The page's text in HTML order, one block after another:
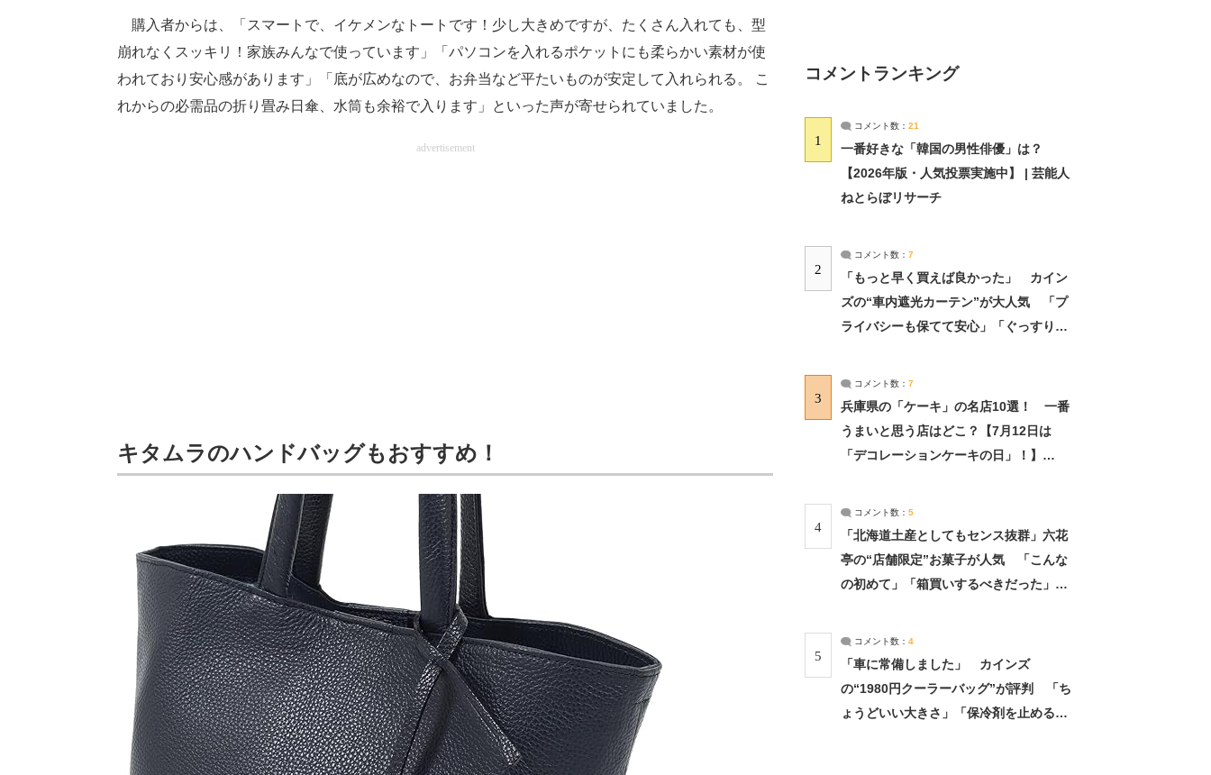
購入者からは、「スマートで、イケメンなトートです！少し大きめですが、たくさん入れても、型
崩れなくスッキリ！家族みんなで使っています」「パソコンを入れるポケットにも柔らかい素材が使
われており安心感があります」「底が広めなので、お弁当など平たいものが安定して入れられる。 こ
れからの必需品の折り畳み日傘、水筒も余裕で入ります」といった声が寄せられていました。
advertisement
キタムラのハンドバッグもおすすめ！
コメントランキング
1
コメント数： 21
一番好きな「韓国の男性俳優」は？
【2026年版・人気投票実施中】 | 芸能人
ねとらぼリサーチ
2
コメント数： 7
「もっと早く買えば良かった」 カイン
ズの“車内遮光カーテン”が大人気 「プ
ライバシーも保てて安心」「ぐっすり眠
3
コメント数： 7
兵庫県の「ケーキ」の名店10選！ 一番
うまいと思う店はどこ？【7月12日は
「デコレーションケーキの日」！】
4
コメント数： 5
「北海道土産としてもセンス抜群」六花
亭の“店舗限定”お菓子が人気 「こんな
の初めて」「箱買いするべきだった」
5
コメント数： 4
「車に常備しました」 カインズ
の“1980円クーラーバッグ”が評判 「ち
ょうどいい大きさ」「保冷剤を止めるベ